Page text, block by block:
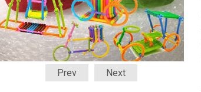
Prev Next